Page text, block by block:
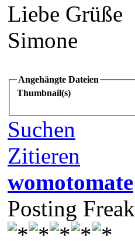
Liebe Grüße
Simone
Angehängte Dateien
Thumbnail(s)
Suchen
Zitieren
womotomate
Posting Freak